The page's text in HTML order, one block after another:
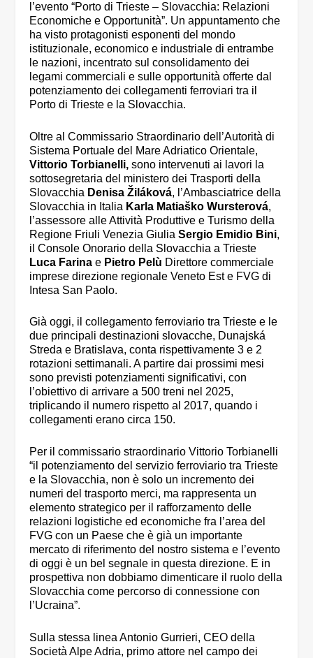
l’evento “Porto di Trieste – Slovacchia: Relazioni
Economiche e Opportunità”. Un appuntamento che
ha visto protagonisti esponenti del mondo
istituzionale, economico e industriale di entrambe
le nazioni, incentrato sul consolidamento dei
legami commerciali e sulle opportunità offerte dal
potenziamento dei collegamenti ferroviari tra il
Porto di Trieste e la Slovacchia.
Oltre al Commissario Straordinario dell’Autorità di
Sistema Portuale del Mare Adriatico Orientale,
Vittorio Torbianelli, sono intervenuti ai lavori la
sottosegretaria del ministero dei Trasporti della
Slovacchia Denisa Žiláková, l’Ambasciatrice della
Slovacchia in Italia Karla Matiaško Wursterová,
l’assessore alle Attività Produttive e Turismo della
Regione Friuli Venezia GiuliaSergio Emidio Bini,
il Console Onorario della Slovacchia a Trieste
Luca Farina e Pietro Pelù Direttore commerciale
imprese direzione regionale Veneto Est e FVG di
Intesa San Paolo.
Già oggi, il collegamento ferroviario tra Trieste e le
due principali destinazioni slovacche, Dunajská
Streda e Bratislava, conta rispettivamente 3 e 2
rotazioni settimanali. A partire dai prossimi mesi
sono previsti potenziamenti significativi, con
l’obiettivo di arrivare a 500 treni nel 2025,
triplicando il numero rispetto al 2017, quando i
collegamenti erano circa 150.
Per il commissario straordinario Vittorio Torbianelli
“il potenziamento del servizio ferroviario tra Trieste
e la Slovacchia, non è solo un incremento dei
numeri del trasporto merci, ma rappresenta un
elemento strategico per il rafforzamento delle
relazioni logistiche ed economiche fra l’area del
FVG con un Paese che è già un importante
mercato di riferimento del nostro sistema e l’evento
di oggi è un bel segnale in questa direzione. E in
prospettiva non dobbiamo dimenticare il ruolo della
Slovacchia come percorso di connessione con
l’Ucraina”.
Sulla stessa linea Antonio Gurrieri, CEO della
Società Alpe Adria, primo attore nel campo dei